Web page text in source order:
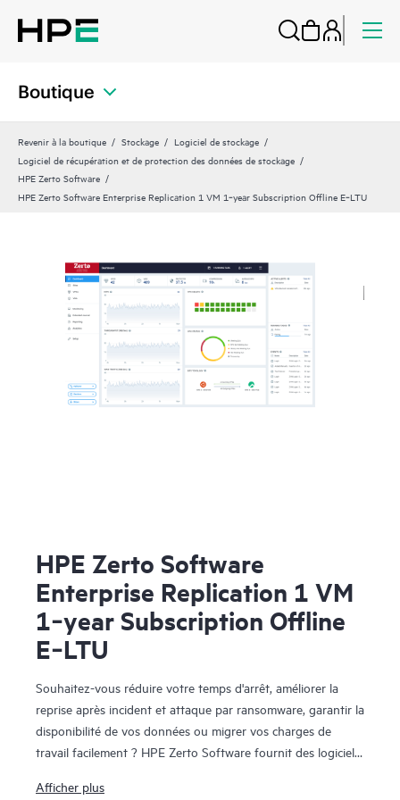
Boutique
Revenir à la boutique Stockage
Logiciel de stockage
Logiciel de récupération et de protection des données de stockage
HPE Zerto Software
HPE Zerto Software Enterprise Replication 1 VM 1‑year Subscription Offline E‑LTU
HPE Zerto Software
Enterprise Replication 1 VM
1‑year Subscription Offline
E‑LTU
Souhaitez-vous réduire votre temps d'arrêt, améliorer la
reprise après incident et attaque par ransomware, garantir la
disponibilité de vos données ou migrer vos charges de
travail facilement ? HPE Zerto Software fournit des logiciels
de la charge de travail pour les environnements virtualisés
Afficher plus